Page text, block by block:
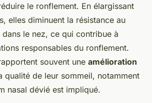
le ronflement. En élargissant
elles diminuent la résistance au
le nez, ce qui contribue à
responsables du ronflement.
souvent une amélioration
qualité de leur sommeil, notamment
nasal dévié est impliqué.